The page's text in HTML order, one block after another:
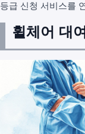
등급 신청 서비스를
휠체어 대